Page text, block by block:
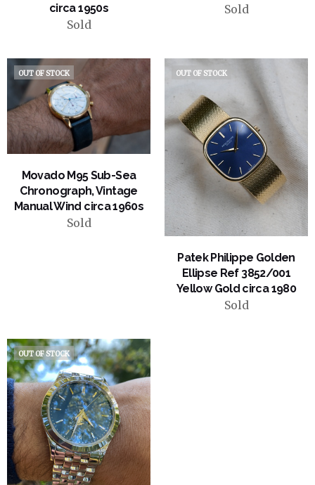
circa 1950s
Sold
Sold
OUT OF STOCK
VIEW PRODUCT
Movado M95 Sub-Sea
Chronograph, Vintage
Manual Wind circa 1960s
Sold
OUT OF STOCK
VIEW PRODUCT
Patek Philippe Golden
Ellipse Ref 3852/001
Yellow Gold circa 1980
Sold
OUT OF STOCK